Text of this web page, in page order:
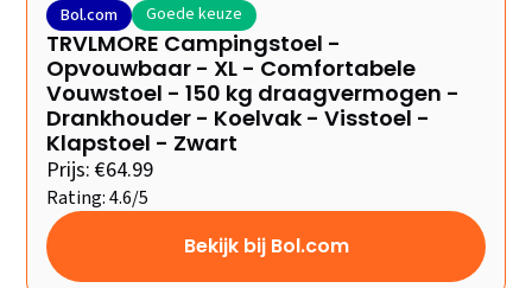
Bol.com Goede keuze
TRVLMORE Campingstoel -
Opvouwbaar - XL - Comfortabele
Vouwstoel - 150 kg draagvermogen -
Drankhouder - Koelvak - Visstoel -
Klapstoel - Zwart
Prijs: €64.99
Rating: 4.6/5
Bekijk bij Bol.com